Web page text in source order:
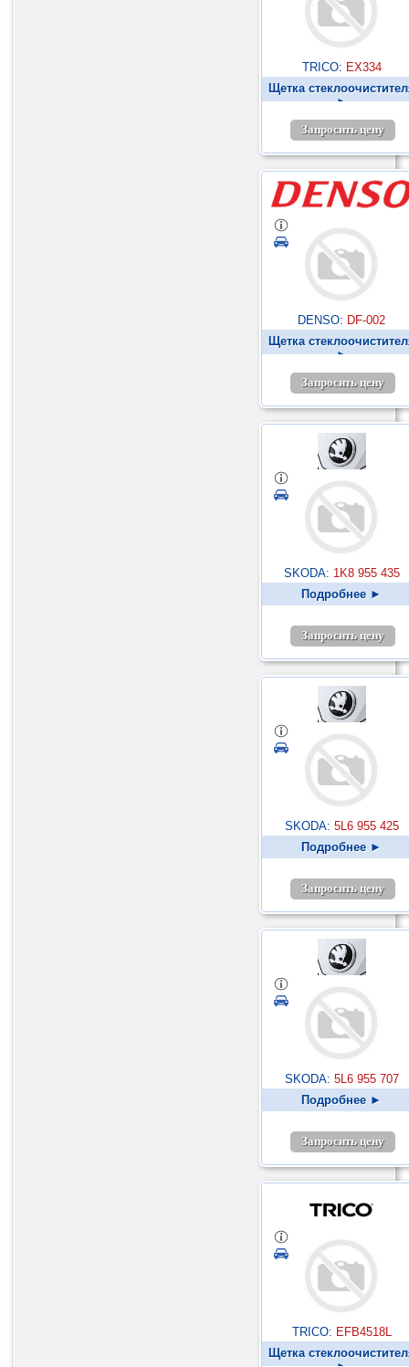
TRICO: EX334
Щетка
►
Запросить цену
DENSO: DF-002
Щетка
►
Запросить цену
SKODA: 1K8 955 435
Подробнее ►
Запросить цену
SKODA: 5L6 955 425
Подробнее ►
Запросить цену
SKODA: 5L6 955 707
Подробнее ►
Запросить цену
TRICO: EFB4518L
Щетка